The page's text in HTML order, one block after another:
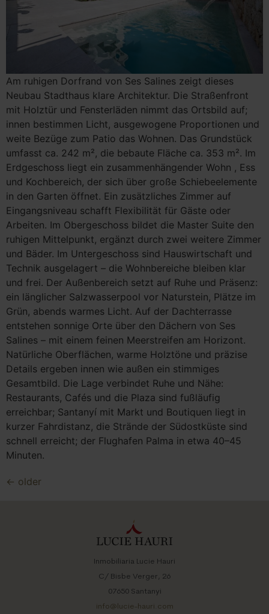
Am ruhigen Dorfrand von Ses Salines zeigt dieses
Neubau Stadthaus klare Architektur. Die Straßenfront
mit Holztür und Fensterläden nimmt das Ortsbild auf;
innen bestimmen Licht, ausgewogene Proportionen und
weite Bezüge zum Patio das Wohnen. Das Grundstück
umfasst ca. 242 m², die bebaute Fläche ca. 353 m². Im
Erdgeschoss liegt ein zusammenhängender Wohn , Ess
und Kochbereich, der sich über große Schiebeelemente
in den Garten öffnet. Ein zusätzliches Zimmer auf
Eingangsniveau schafft Flexibilität für Gäste oder
Arbeiten. Im Obergeschoss bildet die Master Suite den
ruhigen Mittelpunkt, ergänzt durch zwei weitere Zimmer
und Bäder. Im Untergeschoss sind Hauswirtschaft und
Technik ausgelagert – die Wohnbereiche bleiben klar
und frei. Der Außenbereich setzt auf Ruhe und Präsenz:
ein länglicher Salzwasserpool vor Naturstein, Plätze im
Grün, abends warmes Licht. Auf der Dachterrasse
entstehen sonnige Orte über den Dächern von Ses
Salines – mit einem feinen Meerstreifen am Horizont.
Natürliche Oberflächen, warme Holztöne und präzise
Details ergeben innen wie außen ein stimmiges
Gesamtbild. Die Lage verbindet Ruhe und Nähe:
Restaurants, Cafés und die Plaza sind fußläufig
erreichbar; Santanyí mit Markt und Boutiquen liegt in
kurzer Fahrdistanz, die Strände der Südostküste sind
schnell erreicht; der Flughafen Palma in etwa 40–45
Minuten.
← older
Inmobiliaria Lucie Hauri
C/ Bisbe Verger, 26
07650 Santanyi
info@lucie-hauri.com